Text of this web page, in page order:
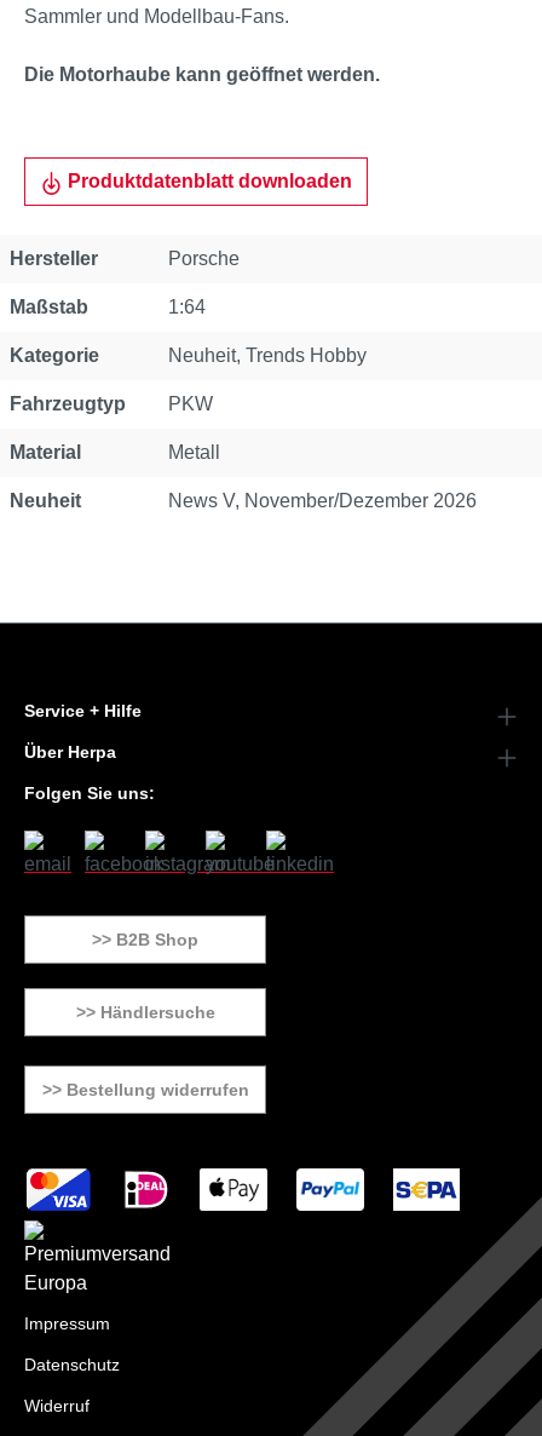
Sammler und Modellbau-Fans.
Die Motorhaube kann geöffnet werden.
Produktdatenblatt downloaden
Eigenschaft Wert
Hersteller Porsche
Maßstab 1:64
Kategorie Neuheit, Trends Hobby
Fahrzeugtyp PKW
Material Metall
Neuheit News V, November/Dezember 2026
Service + Hilfe
Über Herpa
Folgen Sie uns:
>> B2B Shop
>> Händlersuche
>> Bestellung widerrufen
Impressum
Datenschutz
Widerruf